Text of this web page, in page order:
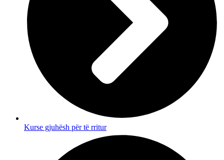
Kurse gjuhësh për të rritur